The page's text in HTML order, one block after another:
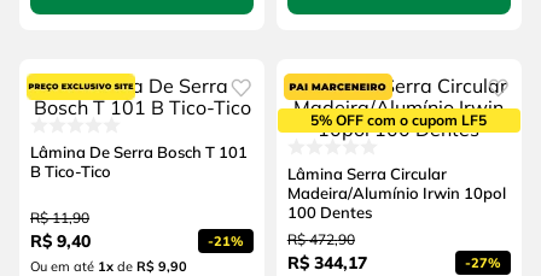
Lâmina De Serra Bosch T 101
B Tico-Tico
R$ 11,90
R$ 9,40 -21%
Ou em até 1xde R$ 9,90
5% OFF com o cupom LF5
Lâmina Serra Circular
Madeira/Alumínio Irwin 10pol
100 Dentes
R$ 472,90
R$ 344,17 -27%